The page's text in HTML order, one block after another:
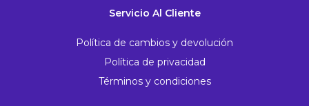
Servicio Al Cliente
Política de cambios y devolución
Política de privacidad
Términos y condiciones